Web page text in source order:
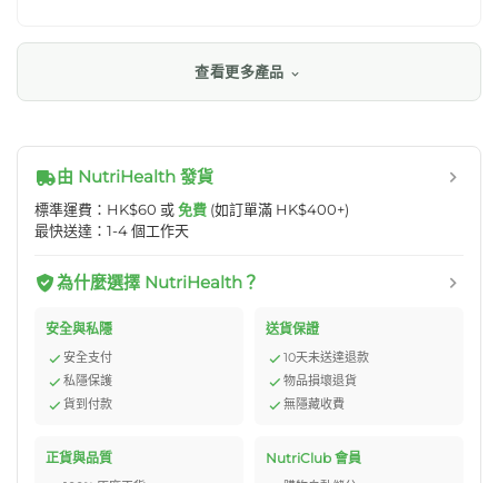
查看更多產品
由 NutriHealth 發貨
標準運費：HK$60 或免費 (如訂單滿 HK$400+)
最快送達：1-4 個工作天
為什麼選擇 NutriHealth？
安全與私隱
安全支付
私隱保護
貨到付款
送貨保證
10天未送達退款
物品損壞退貨
無隱藏收費
正貨與品質 NutriClub 會員